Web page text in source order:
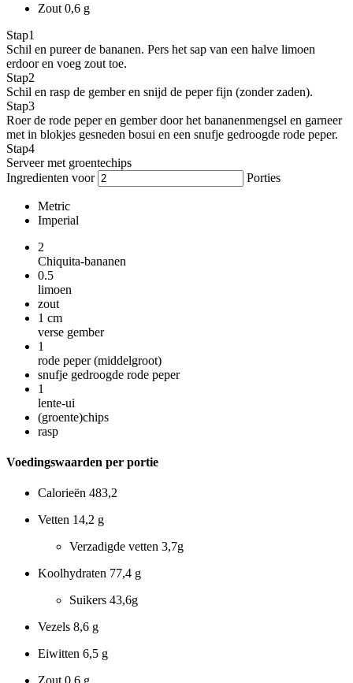
Zout 0,6 g
Stap1
Schil en pureer de bananen. Pers het sap van een halve limoen
erdoor en voeg zout toe.
Stap2
Schil en rasp de gember en snijd de peper fijn (zonder zaden).
Stap3
Roer de rode peper en gember door het bananenmengsel en garneer
met in blokjes gesneden bosui en een snufje gedroogde rode peper.
Stap4
Serveer met groentechips
Ingredienten voor
Porties
Metric
Imperial
2
Chiquita-bananen
0.5
limoen
zout
1 cm
verse gember
1
rode peper (middelgroot)
snufje gedroogde rode peper
1
lente-ui
(groente)chips
rasp
Voedingswaarden per portie
Calorieën 483,2
Vetten 14,2 g
Verzadigde vetten 3,7g
Koolhydraten 77,4 g
Suikers 43,6g
Vezels 8,6 g
Eiwitten 6,5 g
Zout 0,6 g